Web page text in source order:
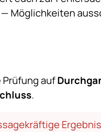
Möglichkeiten
auf
.